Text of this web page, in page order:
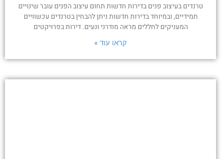
טרנדים בעיצוב פנים בדירות חדשות תחום עיצוב הפנים עובר שינויים
תמידיים, ובמיוחד בדירות חדשות ניתן להבחין בטרנדים עכשוויים
המעניקים לחללים מראה מודרני ונעים. דירות בפרויקטים
קראו עוד »